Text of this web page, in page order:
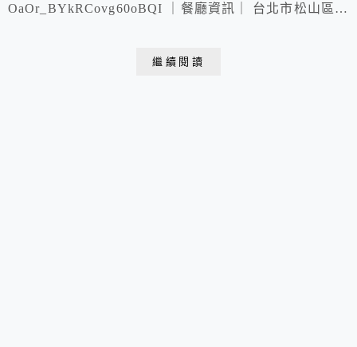
OaOr_BYkRCovg60oBQI ｜餐廳資訊｜ 台北市松山區敦
繼續閱讀